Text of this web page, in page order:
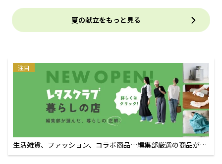
夏の献立をもっと見る
注目
生活雑貨、ファッション、コラボ商品…編集部厳選の商品が買
えるECサイト